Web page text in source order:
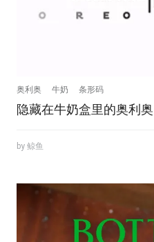
奥利奥 牛奶 条形码
隐藏在牛奶盒里的奥利
by 鲸鱼